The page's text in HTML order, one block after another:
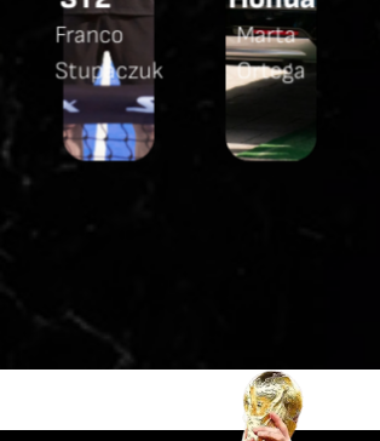
Franco
Stupaczuk
Marta
Ortega